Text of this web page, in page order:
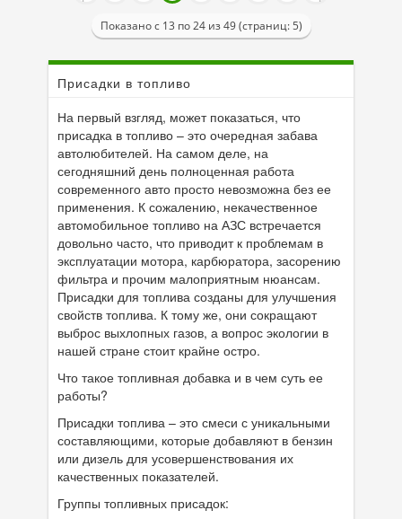
Показано с 13 по 24 из 49 (страниц: 5)
Присадки в топливо
На первый взгляд, может показаться, что
присадка в топливо – это очередная забава
автолюбителей. На самом деле, на
сегодняшний день полноценная работа
современного авто просто невозможна без ее
применения. К сожалению, некачественное
автомобильное топливо на АЗС встречается
довольно часто, что приводит к проблемам в
эксплуатации мотора, карбюратора, засорению
фильтра и прочим малоприятным нюансам.
Присадки для топлива созданы для улучшения
свойств топлива. К тому же, они сокращают
выброс выхлопных газов, а вопрос экологии в
нашей стране стоит крайне остро.
Что такое топливная добавка и в чем суть ее
работы?
Присадки топлива – это смеси с уникальными
составляющими, которые добавляют в бензин
или дизель для усовершенствования их
качественных показателей.
Группы топливных присадок: